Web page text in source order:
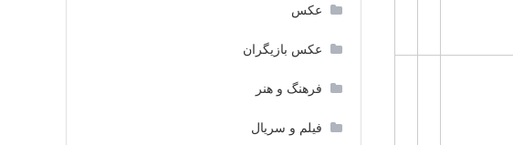
عکس
عکس بازیگران
فرهنگ و هنر
فیلم و سریال